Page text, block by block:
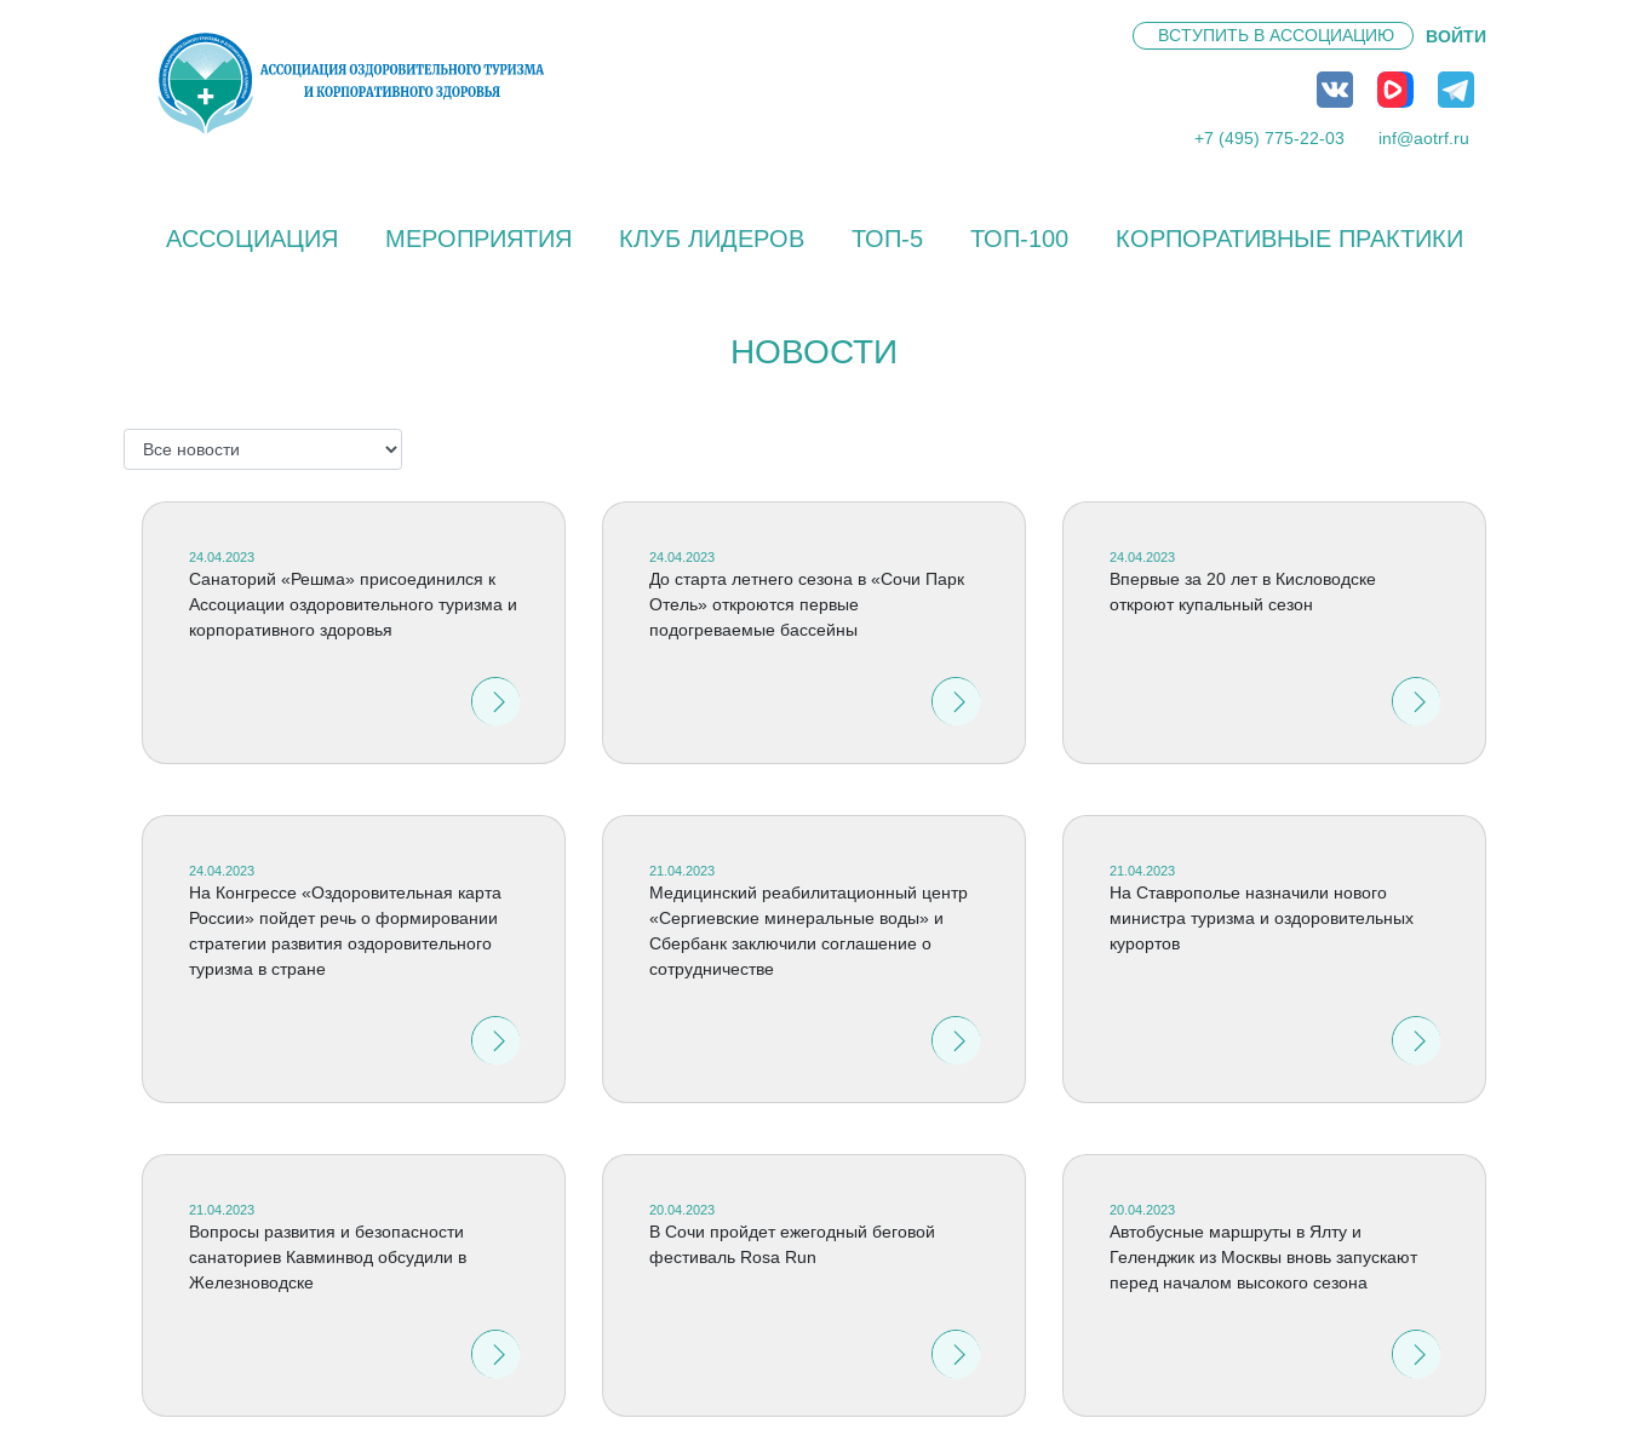
ВСТУПИТЬ В АССОЦИАЦИЮ ВОЙТИ
+7 (495) 775-22-03 inf@aotrf.ru
АССОЦИАЦИЯ МЕРОПРИЯТИЯ КЛУБ ЛИДЕРОВ ТОП-5 ТОП-100 КОРПОРАТИВНЫЕ ПРАКТИКИ
НОВОСТИ
24.04.2023
Санаторий «Решма» присоединился к
Ассоциации оздоровительного туризма и
корпоративного здоровья
24.04.2023
До старта летнего сезона в «Сочи Парк
Отель» откроются первые
подогреваемые бассейны
24.04.2023
Впервые за 20 лет в Кисловодске
откроют купальный сезон
24.04.2023
На Конгрессе «Оздоровительная карта
России» пойдет речь о формировании
стратегии развития оздоровительного
туризма в стране
21.04.2023
Медицинский реабилитационный центр
«Сергиевские минеральные воды» и
Сбербанк заключили соглашение о
сотрудничестве
21.04.2023
На Ставрополье назначили нового
министра туризма и оздоровительных
курортов
21.04.2023
Вопросы развития и безопасности
санаториев Кавминвод обсудили в
Железноводске
20.04.2023
В Сочи пройдет ежегодный беговой
фестиваль Rosa Run
20.04.2023
Автобусные маршруты в Ялту и
Геленджик из Москвы вновь запускают
перед началом высокого сезона